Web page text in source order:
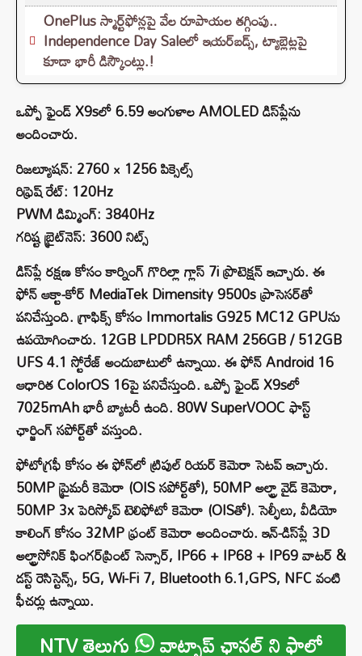
OnePlus స్మార్ట్‌ఫోన్లపై వేల రూపాయల తగ్గింపు..
Independence Day Saleలో ఇయర్‌బడ్స్, ట్యాబ్లెట్లపై
కూడా భారీ డిస్కౌంట్లు.!
ఒప్పో ఫైండ్ X9sలో 6.59 అంగుళాల AMOLED డిస్‌ప్లేను
అందించారు.
రిజల్యూషన్: 2760 × 1256 పిక్సెల్స్
రిఫ్రెష్ రేట్: 120Hz
PWM డిమ్మింగ్: 3840Hz
గరిష్ట బ్రైట్‌నెస్: 3600 నిట్స్
డిస్‌ప్లే రక్షణ కోసం కార్నింగ్ గొరిల్లా గ్లాస్ 7i ప్రొటెక్షన్ ఇచ్చారు. ఈ
ఫోన్ ఆక్టా-కోర్ MediaTek Dimensity 9500s ప్రాసెసర్‌తో
పనిచేస్తుంది. గ్రాఫిక్స్ కోసం Immortalis G925 MC12 GPUను
ఉపయోగించారు. 12GB LPDDR5X RAM 256GB / 512GB
UFS 4.1 స్టోరేజ్ అందుబాటులో ఉన్నాయి. ఈ ఫోన్ Android 16
ఆధారిత ColorOS 16పై పనిచేస్తుంది. ఒప్పో ఫైండ్ X9sలో
7025mAh భారీ బ్యాటరీ ఉంది. 80W SuperVOOC ఫాస్ట్
ఛార్జింగ్ సపోర్ట్‌తో వస్తుంది.
ఫోటోగ్రఫీ కోసం ఈ ఫోన్‌లో ట్రిపుల్ రియర్ కెమెరా సెటప్ ఇచ్చారు.
50MP ప్రైమరీ కెమెరా (OIS సపోర్ట్‌తో), 50MP అల్ట్రా వైడ్ కెమెరా,
50MP 3x పెరిస్కోప్ టెలిఫోటో కెమెరా (OISతో). సెల్ఫీలు, వీడియో
కాలింగ్ కోసం 32MP ఫ్రంట్ కెమెరా అందించారు. ఇన్-డిస్‌ప్లే 3D
అల్ట్రాసోనిక్ ఫింగర్‌ప్రింట్ సెన్సార్, IP66 + IP68 + IP69 వాటర్ &
డస్ట్ రెసిస్టెన్స్, 5G, Wi-Fi 7, Bluetooth 6.1,GPS, NFC వంటి
ఫీచర్లు ఉన్నాయి.
NTV తెలుగు వాట్సాప్ ఛానల్ ని ఫాలో